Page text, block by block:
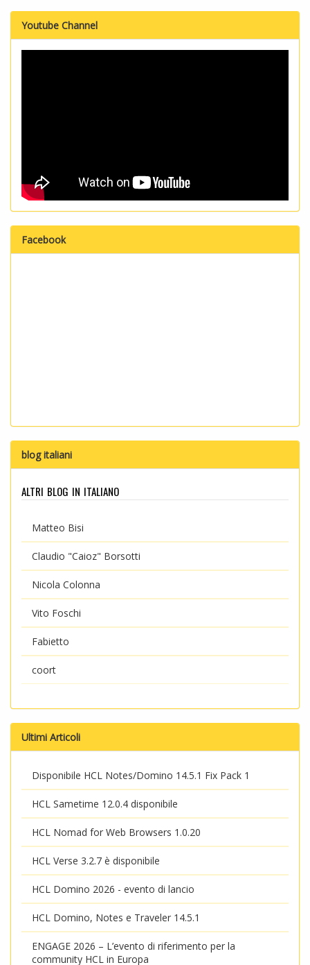
Youtube Channel
Facebook
blog italiani
altri blog in italiano
Matteo Bisi
Claudio "Caioz" Borsotti
Nicola Colonna
Vito Foschi
Fabietto
coort
Ultimi Articoli
Disponibile HCL Notes/Domino 14.5.1 Fix Pack 1
HCL Sametime 12.0.4 disponibile
HCL Nomad for Web Browsers 1.0.20
HCL Verse 3.2.7 è disponibile
HCL Domino 2026 - evento di lancio
HCL Domino, Notes e Traveler 14.5.1
ENGAGE 2026 – L’evento di riferimento per la
community HCL in Europa